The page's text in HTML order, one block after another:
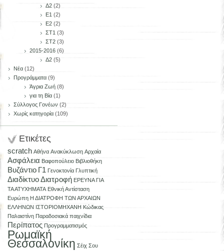
Δ2 (2)
Ε1 (2)
Ε2 (2)
ΣΤ1 (3)
ΣΤ2 (3)
2015-2016 (6)
Δ2 (5)
Νέα (12)
Προγράμματα (9)
Άγρια Ζωή (8)
για τη Βία (1)
Σύλλογος Γονέων (2)
Χωρίς κατηγορία (109)
Ετικέτες
scratch Αθήνα Ανακύκλωση Αρχαία
Ασφάλεια Βαφοπούλειο Βιβλιοθήκη
Βυζάντιο Γ1 Γενοκτονία Γλυπτική
ΔιαδίκτυοΔιατροφή ΕΡΕΥΝΑ ΓΙΑ
ΤΑ ΑΤΥΧΗΜΑΤΑ Εθνική Αντίσταση
Ευρώπη Η ΔΙΑΤΡΟΦΗ ΤΩΝ ΑΡΧΑΙΩΝ
ΕΛΛΗΝΩΝ ΙΣΤΟΡΙΟΜΗΧΑΝΗ Κώδικας
Παλαιστίνη Παραδοσιακά παιχνίδια
Περίπατος Προγραμματισμός
Ρωμαϊκή
Θεσσαλονίκη Σέιχ Σου